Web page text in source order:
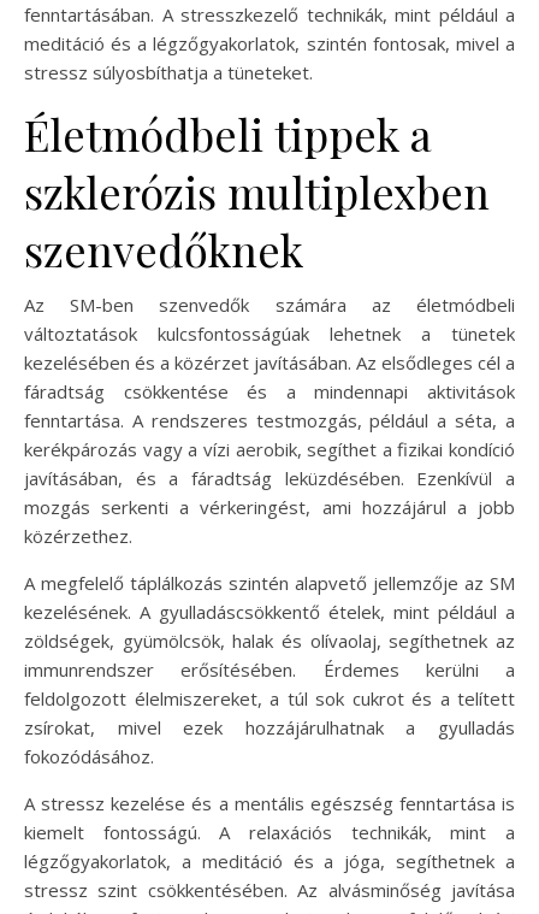
fenntartásában. A stresszkezelő technikák, mint például a
meditáció és a légzőgyakorlatok, szintén fontosak, mivel a
stressz súlyosbíthatja a tüneteket.
Életmódbeli tippek a
szklerózis multiplexben
szenvedőknek
Az SM-ben szenvedők számára az életmódbeli
változtatások kulcsfontosságúak lehetnek a tünetek
kezelésében és a közérzet javításában. Az elsődleges cél a
fáradtság csökkentése és a mindennapi aktivitások
fenntartása. A rendszeres testmozgás, például a séta, a
kerékpározás vagy a vízi aerobik, segíthet a fizikai kondíció
javításában, és a fáradtság leküzdésében. Ezenkívül a
mozgás serkenti a vérkeringést, ami hozzájárul a jobb
közérzethez.
A megfelelő táplálkozás szintén alapvető jellemzője az SM
kezelésének. A gyulladáscsökkentő ételek, mint például a
zöldségek, gyümölcsök, halak és olívaolaj, segíthetnek az
immunrendszer erősítésében. Érdemes kerülni a
feldolgozott élelmiszereket, a túl sok cukrot és a telített
zsírokat, mivel ezek hozzájárulhatnak a gyulladás
fokozódásához.
A stressz kezelése és a mentális egészség fenntartása is
kiemelt fontosságú. A relaxációs technikák, mint a
légzőgyakorlatok, a meditáció és a jóga, segíthetnek a
stressz szint csökkentésében. Az alvásminőség javítása